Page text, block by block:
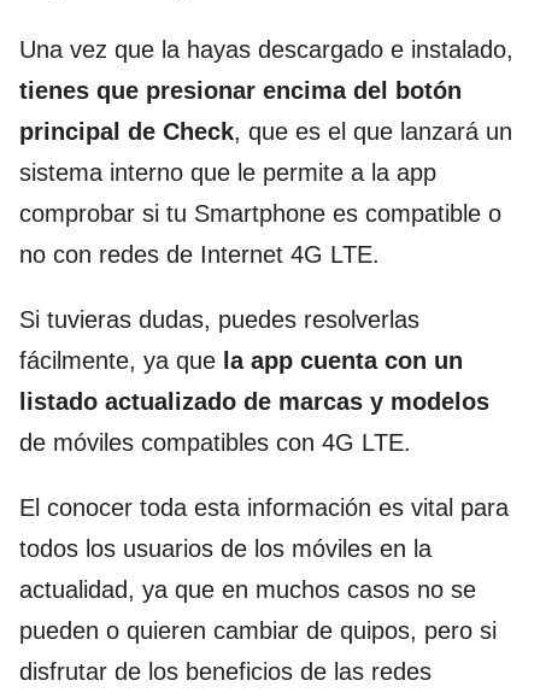
Una vez que la hayas descargado e instalado,
tienes que presionar encima del botón
principal de Check, que es el que lanzará un
sistema interno que le permite a la app
comprobar si tu Smartphone es compatible o
no con redes de Internet 4G LTE.
Si tuvieras dudas, puedes resolverlas
fácilmente, ya que la app cuenta con un
listado actualizado de marcas y modelos
de móviles compatibles con 4G LTE.
El conocer toda esta información es vital para
todos los usuarios de los móviles en la
actualidad, ya que en muchos casos no se
pueden o quieren cambiar de quipos, pero si
disfrutar de los beneficios de las redes